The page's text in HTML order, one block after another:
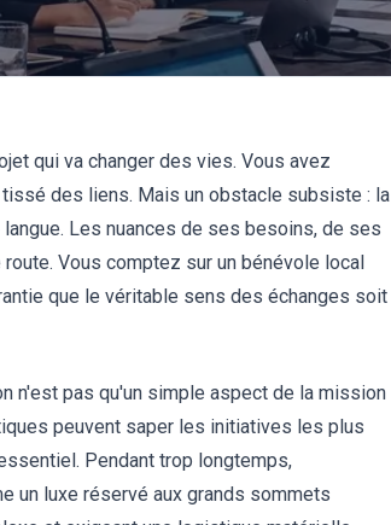
qui va changer des vies. Vous avez
des liens. Mais un obstacle subsiste : la
Les nuances de ses besoins, de ses
Vous comptez sur un bénévole local
que le véritable sens des échanges soit
n'est pas qu'un simple aspect de la mission
peuvent saper les initiatives les plus
Pendant trop longtemps,
un luxe réservé aux grands sommets